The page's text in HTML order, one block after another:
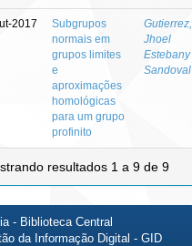
2017
Subgrupos
normais em
grupos limites
e
aproximações
homológicas
para um grupo
profinito
Gutierrez,
Jhoel
Estebany
Sandoval
resultados 1 a 9 de 9
- Biblioteca Central
da Informação Digital - GID